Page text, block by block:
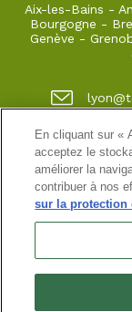
Aix-les-Bains -
Bourgogne -
Genève -
Vieux
Site classique
Conditions
En cliquant sur «
acceptez le
améliorer la
contribuer à nos
sur la protection